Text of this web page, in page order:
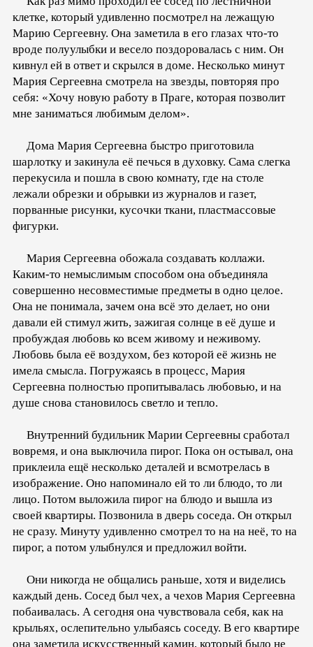
клетке, который удивленно посмотрел на лежащую
Марию Сергеевну. Она заметила в его глазах что-то
вроде полуулыбки и весело поздоровалась с ним. Он
кивнул ей в ответ и скрылся в доме. Несколько минут
Мария Сергеевна смотрела на звезды, повторяя про
себя: «Хочу новую работу в Праге, которая позволит
мне заниматься любимым делом».
Дома Мария Сергеевна быстро приготовила
шарлотку и закинула её печься в духовку. Сама слегка
перекусила и пошла в свою комнату, где на столе
лежали обрезки и обрывки из журналов и газет,
порванные рисунки, кусочки ткани, пластмассовые
фигурки.
Мария Сергеевна обожала создавать коллажи.
Каким-то немыслимым способом она объединяла
совершенно несовместимые предметы в одно целое.
Она не понимала, зачем она всё это делает, но они
давали ей стимул жить, зажигая солнце в её душе и
пробуждая любовь ко всем живому и неживому.
Любовь была её воздухом, без которой её жизнь не
имела смысла. Погружаясь в процесс, Мария
Сергеевна полностью пропитывалась любовью, и на
душе снова становилось светло и тепло.
Внутренний будильник Марии Сергеевны сработал
вовремя, и она выключила пирог. Пока он остывал, она
приклеила ещё несколько деталей и всмотрелась в
изображение. Оно напоминало ей то ли блюдо, то ли
лицо. Потом выложила пирог на блюдо и вышла из
своей квартиры. Позвонила в дверь соседа. Он открыл
не сразу. Минуту удивленно смотрел то на на неё, то на
пирог, а потом улыбнулся и предложил войти.
Они никогда не общались раньше, хотя и виделись
каждый день. Сосед был чех, а чехов Мария Сергеевна
побаивалась. А сегодня она чувствовала себя, как на
крыльях, ослепительно улыбаясь соседу. В его квартире
она заметила искусственный камин, который было не